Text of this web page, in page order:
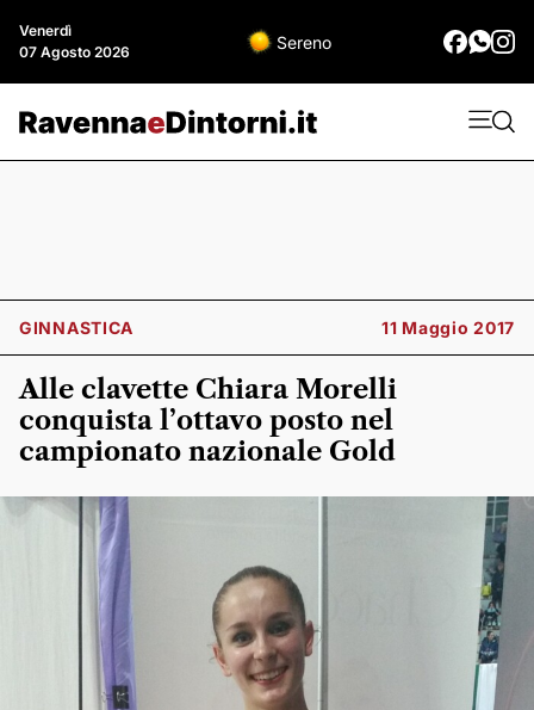
Venerdì
07 Agosto 2026
Sereno
GINNASTICA 11 Maggio 2017
Alle clavette Chiara Morelli
conquista l’ottavo posto nel
campionato nazionale Gold